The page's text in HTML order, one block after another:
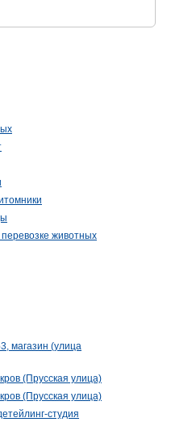
перевозке животных
магазин (улица
(Прусская улица)
(Прусская улица)
студия